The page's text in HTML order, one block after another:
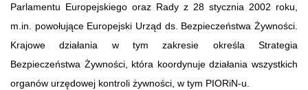
Parlamentu Europejskiego oraz Rady z 28 stycznia 2002 roku,
m.in. powołujące Europejski Urząd ds. Bezpieczeństwa Żywności.
Krajowe działania w tym zakresie określa Strategia
Bezpieczeństwa Żywności, która koordynuje działania wszystkich
organów urzędowej kontroli żywności, w tym PIORiN-u.